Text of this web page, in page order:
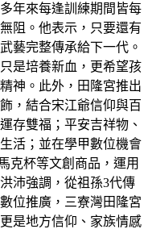
年來每逢訓練期間皆每
阻。他表示，只要還有
藝完整傳承給下一代。
是培養新血，更希望孩
神。此外，田隆宮推出
，結合宋江爺信仰與百
存雙福；平安吉祥物、
活；並在學甲數位機會
克杯等文創商品，運用
沛強調，從祖孫3代傳
位推廣，三寮灣田隆宮
是地方信仰、家族情感